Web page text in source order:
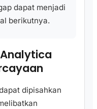
dapat menjadi
berikutnya.
dipisahkan